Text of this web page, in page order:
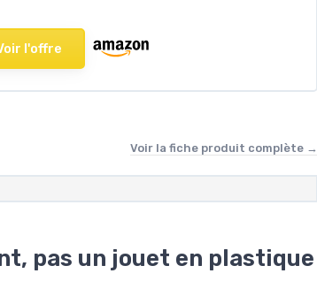
l'offre
Voir la fiche produit complète →
pas un jouet en plastique